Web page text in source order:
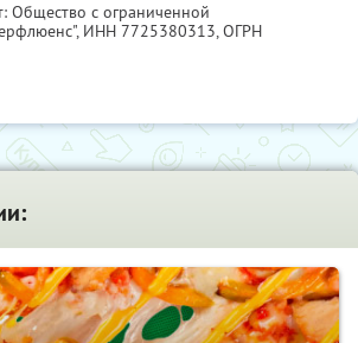
Общество с ограниченной
ИНН 7725380313, ОГРН